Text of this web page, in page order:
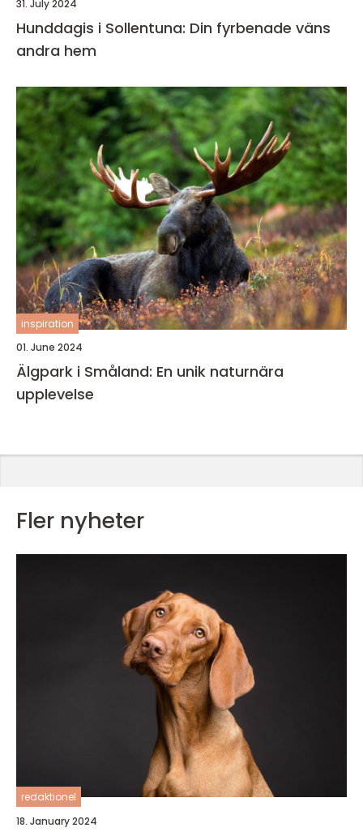
31. July 2024
Hunddagis i Sollentuna: Din fyrbenade väns
andra hem
inspiration
01. June 2024
Älgpark i Småland: En unik naturnära
upplevelse
Fler nyheter
redaktionel
18. January 2024